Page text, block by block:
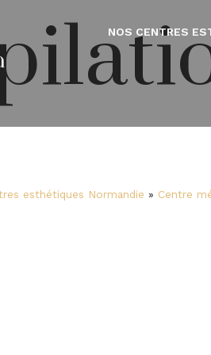
NOS CENTRES
esthétiques Normandie » Centre